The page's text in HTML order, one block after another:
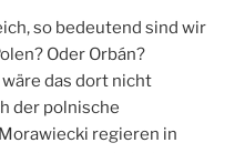
so bedeutend sind wir
Oder Orbán?
das dort nicht
der polnische
regieren in